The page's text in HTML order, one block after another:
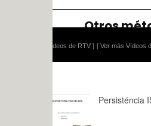
[ Ver más Vídeos didácticos ]
Persisténcia ISW